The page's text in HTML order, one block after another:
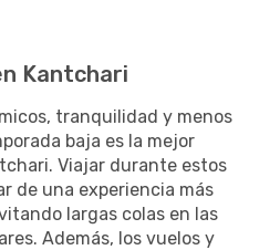
Kantchari
tranquilidad y menos
baja es la mejor
Viajar durante estos
de una experiencia más
largas colas en las
Además, los vuelos y